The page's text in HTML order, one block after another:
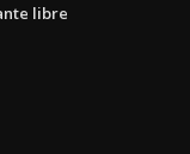
libre